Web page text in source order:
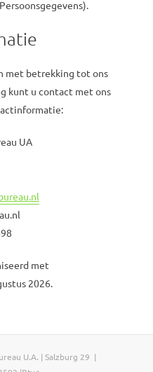
met betrekking tot ons
kunt u contact met ons
UA
met
2026.
U.A. | Salzburg 29 |